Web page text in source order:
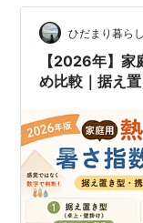
ひだまり暮ら
【2026年】
め比較｜据え